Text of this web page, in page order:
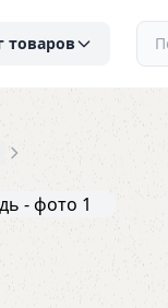
товаров